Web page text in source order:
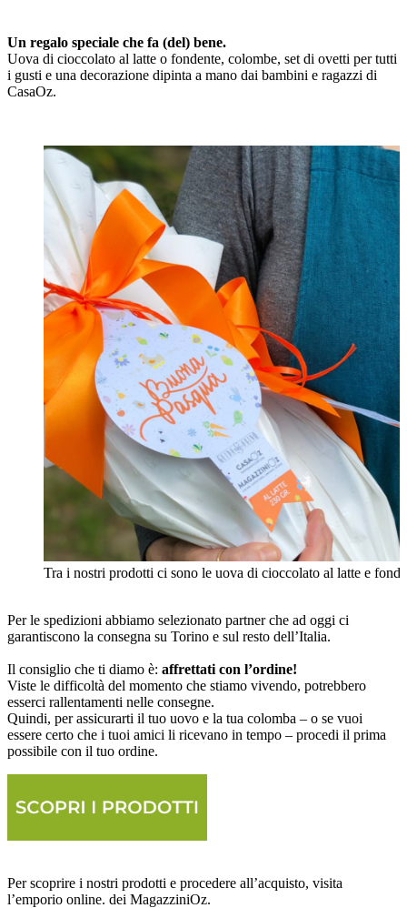
Un regalo speciale che fa (del) bene.
Uova di cioccolato al latte o fondente, colombe, set di ovetti per tutti
i gusti e una decorazione dipinta a mano dai bambini e ragazzi di
CasaOz.
Tra i nostri prodotti ci sono le uova di cioccolato al latte e
Per le spedizioni abbiamo selezionato partner che ad oggi ci
garantiscono la consegna su Torino e sul resto dell’Italia.
Il consiglio che ti diamo è: affrettati con l’ordine!
Viste le difficoltà del momento che stiamo vivendo, potrebbero
esserci rallentamenti nelle consegne.
Quindi, per assicurarti il tuo uovo e la tua colomba – o se vuoi
essere certo che i tuoi amici li ricevano in tempo – procedi il prima
possibile con il tuo ordine.
Per scoprire i nostri prodotti e procedere all’acquisto, visita
l’emporio online. dei MagazziniOz.